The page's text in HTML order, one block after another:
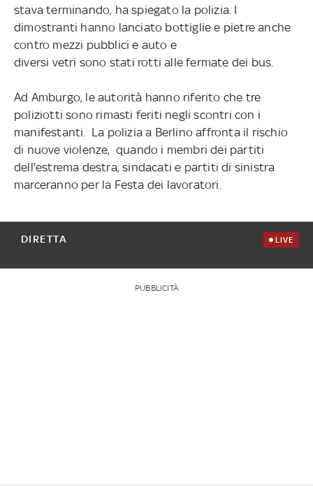
stava terminando, ha spiegato la polizia. I
dimostranti hanno lanciato bottiglie e pietre anche
contro mezzi pubblici e auto e
diversi vetri sono stati rotti alle fermate dei bus.
Ad Amburgo, le autorità hanno riferito che tre
poliziotti sono rimasti feriti negli scontri con i
manifestanti. La polizia a Berlino affronta il rischio
di nuove violenze, quando i membri dei partiti
dell'estrema destra, sindacati e partiti di sinistra
marceranno per la Festa dei lavoratori.
DIRETTA LIVE
PUBBLICITÀ